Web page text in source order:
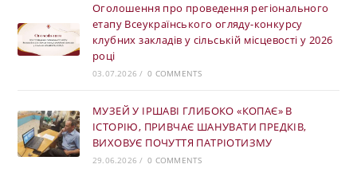
Оголошення про проведення регіонального
етапу Всеукраїнського огляду-конкурсу
клубних закладів у сільській місцевості у 2026
році
03.07.2026 / 0 COMMENTS
МУЗЕЙ У ІРШАВІ ГЛИБОКО «КОПАЄ» В
ІСТОРІЮ, ПРИВЧАЄ ШАНУВАТИ ПРЕДКІВ,
ВИХОВУЄ ПОЧУТТЯ ПАТРІОТИЗМУ
29.06.2026 / 0 COMMENTS